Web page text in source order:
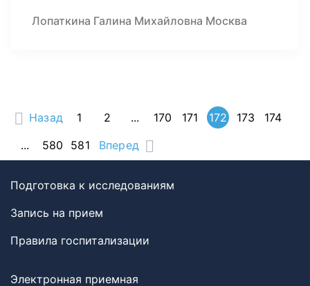
Лопаткина Галина Михайловна Москва
Назад 1 2 ... 170 171 172 173
174
...
580 581 Вперед
Подготовка к исследованиям
Запись на прием
Правила госпитализации
Электронная приемная